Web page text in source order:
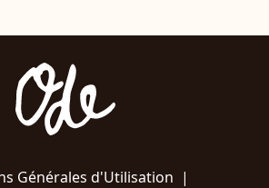
Générales d'Utilisation |